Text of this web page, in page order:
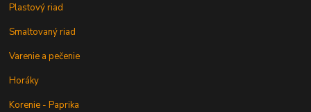
Plastový riad
Smaltovaný riad
Varenie a pečenie
Horáky
Korenie - Paprika